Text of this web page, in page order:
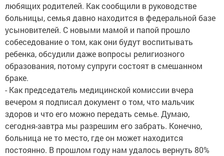
любящих родителей. Как сообщили в руководстве
больницы, семья давно находится в федеральной базе
усыновителей. С новыми мамой и папой прошло
собеседование о том, как они будут воспитывать
ребенка, обсудили даже вопросы религиозного
образования, потому супруги состоят в смешанном
браке.
- Как председатель медицинской комиссии вчера
вечером я подписал документ о том, что мальчик
здоров и что его можно передать семье. Думаю,
сегодня-завтра мы разрешим его забрать. Конечно,
больница не то место, где он может находится
постоянно. В прошлом году нам удалось вернуть 80%